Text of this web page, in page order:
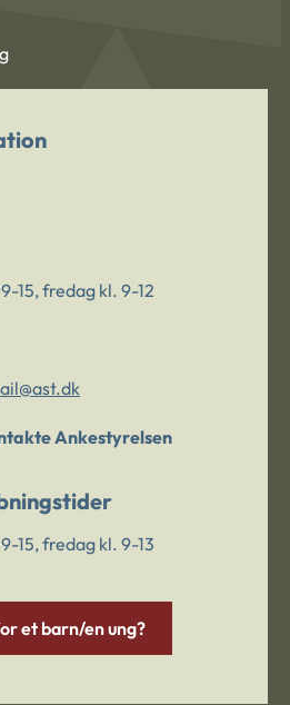
15, fredag kl. 9-12
Ankestyrelsen
15, fredag kl. 9-13
et barn/en ung?